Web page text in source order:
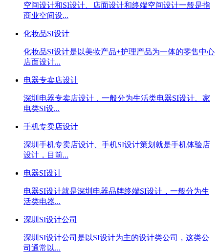
空间设计和SI设计、店面设计和终端空间设计一般是指
商业空间设...
化妆品SI设计
化妆品SI设计是以美妆产品+护理产品为一体的零售中心
店面设计...
电器专卖店设计
深圳电器专卖店设计，一般分为生活类电器SI设计、家
电类SI设...
手机专卖店设计
深圳手机专卖店设计、手机SI设计策划就是手机体验店
设计，目前...
电器SI设计
电器SI设计就是深圳电器品牌终端SI设计，一般分为生
活类电器...
深圳SI设计公司
深圳SI设计公司是以SI设计为主的设计类公司，这类公
司通常以...